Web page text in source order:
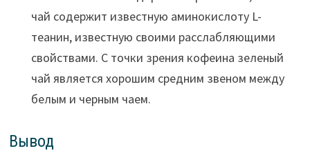
чай содержит известную аминокислоту L-
теанин, известную своими расслабляющими
свойствами. С точки зрения кофеина зеленый
чай является хорошим средним звеном между
белым и черным чаем.
Вывод